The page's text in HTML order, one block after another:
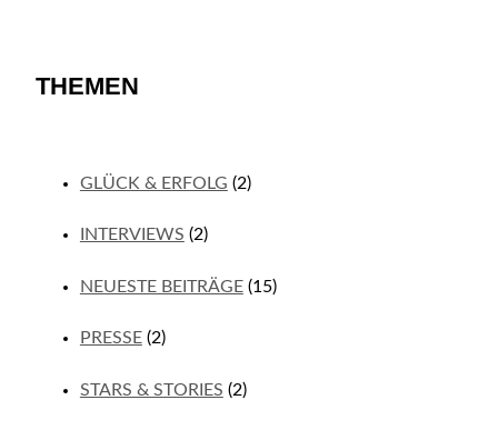
THEMEN
GLÜCK & ERFOLG (2)
INTERVIEWS (2)
NEUESTE BEITRÄGE(15)
PRESSE(2)
STARS & STORIES (2)